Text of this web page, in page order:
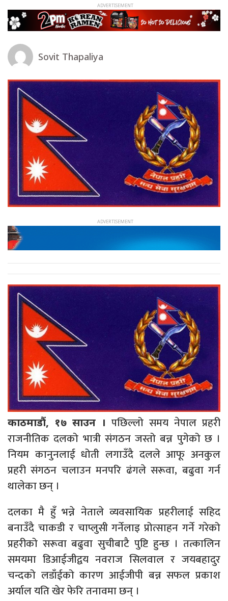
Sovit Thapaliya
काठमाडौं, १७ साउन । पछिल्लो समय नेपाल प्रहरी
राजनीतिक दलको भात्री संगठन जस्तो बन्न पुगेको छ ।
नियम कानुनलाई धोती लगाउँदै दलले आफू अनकुल
प्रहरी संगठन चलाउन मनपरि ढंगले सरूवा, बढुवा गर्न
थालेका छन् ।
दलका मै हुँ भन्ने नेताले व्यवसायिक प्रहरीलाई सहिद
बनाउँदै चाकडी र चाप्लुसी गर्नेलाइ प्रोत्साहन गर्ने गरेको
प्रहरीको सरूवा बढुवा सुचीबाटै पुष्टि हुन्छ । तत्कालिन
समयमा डिआईजीद्वय नवराज सिलवाल र जयबहादुर
चन्दको लडाँईको कारण आईजीपी बन्न सफल प्रकाश
अर्याल यति खेर फेरि तनावमा छन् ।